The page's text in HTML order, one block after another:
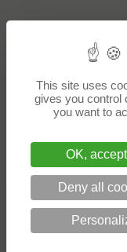
© 2022 - 2026
This site uses
gives you control
you want to
OK, accept
Deny all